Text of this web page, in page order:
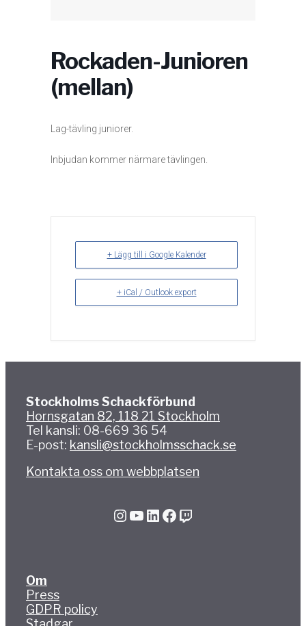
Rockaden-Junioren
(mellan)
Lag-tävling juniorer.
Inbjudan kommer närmare tävlingen.
+ Lägg till i Google Kalender
+ iCal / Outlook export
Stockholms Schackförbund
Hornsgatan 82, 118 21 Stockholm
Tel kansli: 08-669 36 54
E-post: kansli@stockholmsschack.se
Kontakta oss om webbplatsen
InstagramYouTube LinkedIn Facebook Twitch
Om
Press
GDPR policy